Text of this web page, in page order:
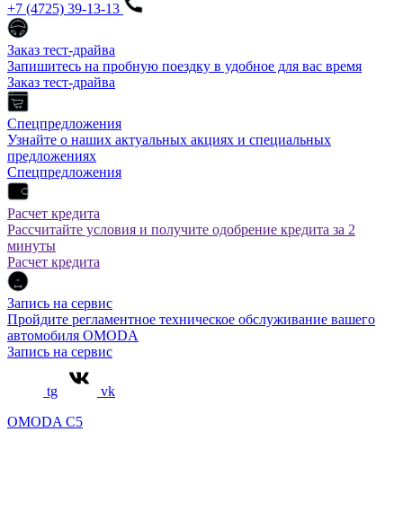
+7 (4725) 39-13-13
Заказ тест-драйва
Запишитесь на пробную поездку в удобное для вас время
Заказ тест-драйва
Спецпредложения
Узнайте о наших актуальных акциях и специальных
предложениях
Спецпредложения
Расчет кредита
Рассчитайте условия и получите одобрение кредита за 2
минуты
Расчет кредита
Запись на сервис
Пройдите регламентное техническое обслуживание вашего
автомобиля OMODA
Запись на сервис
tg
vk
OMODA C5